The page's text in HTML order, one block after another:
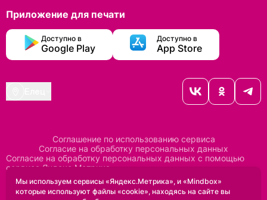
Приложение для печати
Доступно в
Google Play
Доступно в
App Store
Соглашение по использованию сервиса
Согласие на обработку персональных данных
Согласие на обработку персональных данных с помощью
сервиса Яндекс Метрика
Согласие на обработку персональных данных с помощью
сервиса Mindbox
Положение по обработке персональных данных
Мы используем сервисы «Яндекс.Метрика», и «Mindbox»
которые используют файлы «cookie», находясь на сайте вы